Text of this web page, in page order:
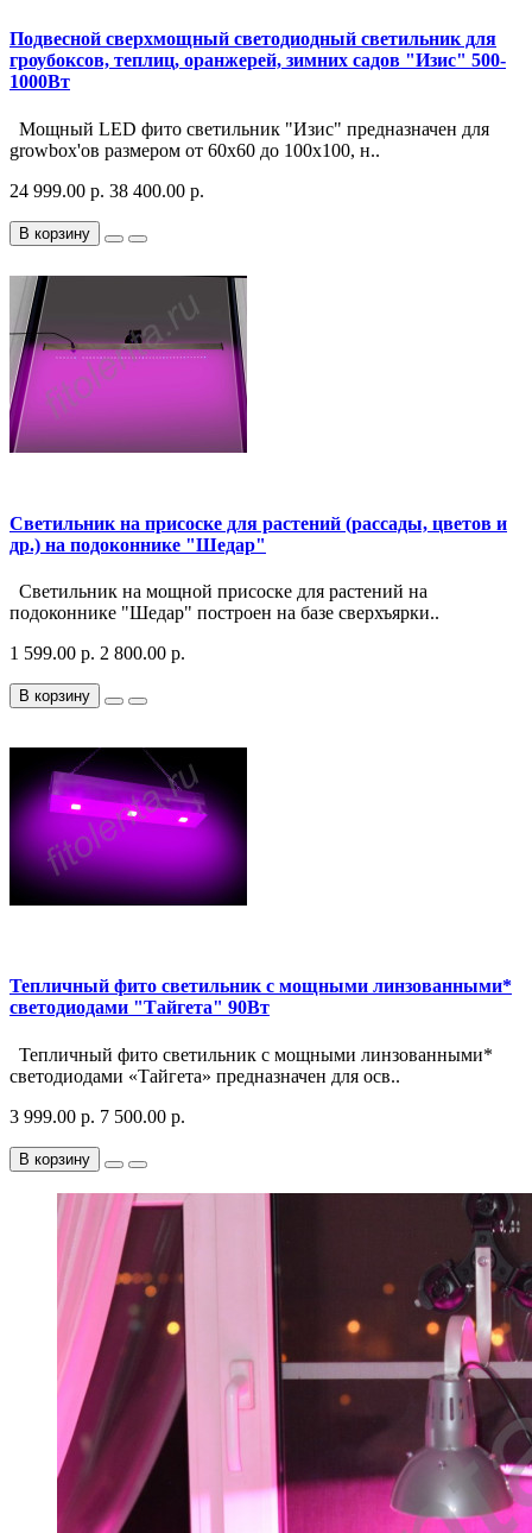
Подвесной сверхмощный светодиодный светильник для
гроубоксов, теплиц, оранжерей, зимних садов "Изис" 500-
1000Вт
Мощный LED фито светильник "Изис" предназначен для
growbox'ов размером от 60х60 до 100х100, н..
24 999.00 р. 38 400.00 р.
В корзину
Светильник на присоске для растений (рассады, цветов и
др.) на подоконнике "Шедар"
Светильник на мощной присоске для растений на
подоконнике "Шедар" построен на базе сверхъярки..
1 599.00 р. 2 800.00 р.
В корзину
Тепличный фито светильник с мощными линзованными*
светодиодами "Тайгета" 90Вт
Тепличный фито светильник с мощными линзованными*
светодиодами «Тайгета» предназначен для осв..
3 999.00 р. 7 500.00 р.
В корзину